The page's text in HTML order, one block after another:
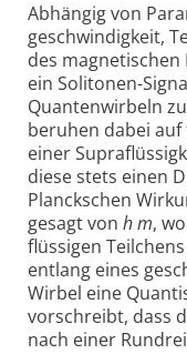
Abhängig von
geschwindig­keit,
des magne­tischen
ein Soli­tonen-
Quanten­wirbeln
beruhen dabei auf
einer
diese stets einen
Planck­schen
gesagt von hm,
flüssigen
entlang eines
Wirbel eine
vorschreibt, dass
nach einer